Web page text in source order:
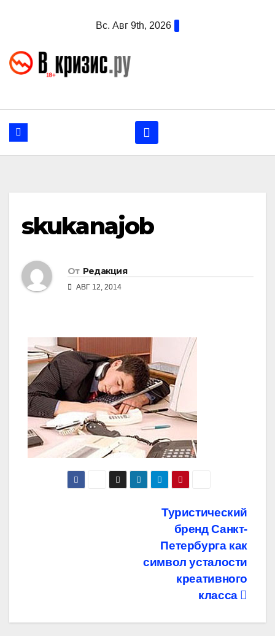
Вс. Авг 9th, 2026
skukanajob
От Редакция
АВГ 12, 2014
Туристический
бренд Санкт-
Петербурга как
символ усталости
креативного
класса